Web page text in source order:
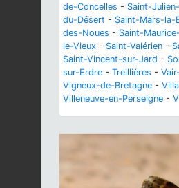
de-Concelles - Saint-
du-Désert - Saint-Mars-la-
des-Noues - Saint-
le-Vieux - Saint-Valérien -
Saint-Vincent-sur-Jard -
sur-Erdre - Treillières -
Vigneux-de-Bretagne -
Villeneuve-en-Perseigne -